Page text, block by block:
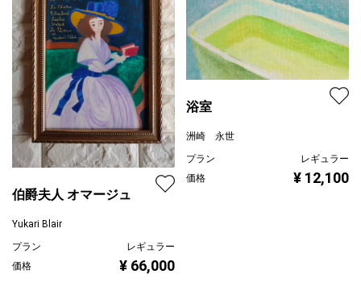
伯爵夫人 オマージュ
Yukari Blair
プラン
レギュラー
価格
¥ 66,000
浴室
洲崎 永世
プラン
レギュラー
価格
¥ 12,100